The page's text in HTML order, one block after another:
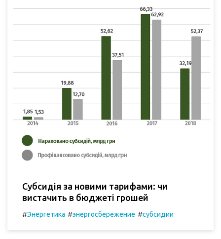
Субсидія за новими тарифами: чи
вистачить в бюджеті грошей
#Энергетика #энергосбережение #субсидии